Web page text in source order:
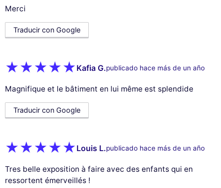
Merci
Traducir con Google
Kafia G.publicado hace más de un año
Magnifique et le bâtiment en lui même est splendide
Traducir con Google
Louis L.publicado hace más de un año
Tres belle exposition à faire avec des enfants qui en
ressortent émerveillés !